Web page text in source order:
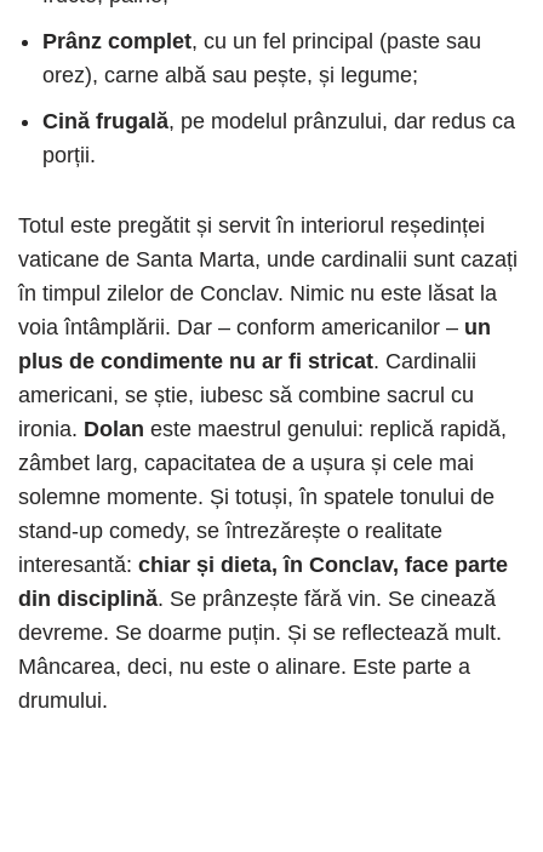
Prânz complet, cu un fel principal (paste sau
orez), carne albă sau pește, și legume;
Cină frugală, pe modelul prânzului, dar redus ca
porții.
Totul este pregătit și servit în interiorul reședinței
vaticane de Santa Marta, unde cardinalii sunt cazați
în timpul zilelor de Conclav. Nimic nu este lăsat la
voia întâmplării. Dar – conform americanilor – un
plus de condimente nu ar fi stricat. Cardinalii
americani, se știe, iubesc să combine sacrul cu
ironia. Dolan este maestrul genului: replică rapidă,
zâmbet larg, capacitatea de a ușura și cele mai
solemne momente. Și totuși, în spatele tonului de
stand-up comedy, se întrezărește o realitate
interesantă: chiar și dieta, în Conclav, face parte
din disciplină. Se prânzește fără vin. Se cinează
devreme. Se doarme puțin. Și se reflectează mult.
Mâncarea, deci, nu este o alinare. Este parte a
drumului.